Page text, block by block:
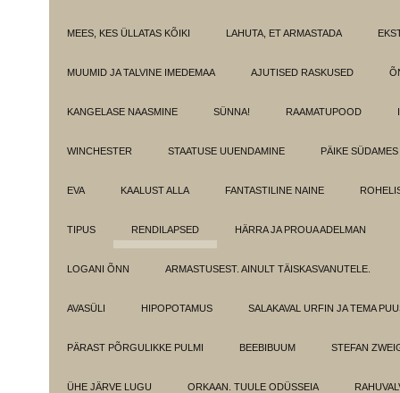
MEES, KES ÜLLATAS KÕIKI LAHUTA, ET ARMASTADA
MUUMID JA TALVINE IMEDEMAA AJUTISED RASKUSED
KANGELASE NAASMINE SÜNNA! RAAMATUPOOD
WINCHESTER STAATUSE UUENDAMINE PÄIKE SÜDAMES
EVA KAALUST ALLA FANTASTILINE NAINE
TIPUS RENDILAPSED HÄRRA JA PROUA ADELMAN
LOGANI ÕNN ARMASTUSEST. AINULT TÄISKASVANUTELE.
AVASÜLI HIPOPOTAMUS SALAKAVAL URFIN JA TEMA
PÄRAST PÕRGULIKKE PULMI BEEBIBUUM STEFAN
ÜHE JÄRVE LUGU ORKAAN. TUULE ODÜSSEIA